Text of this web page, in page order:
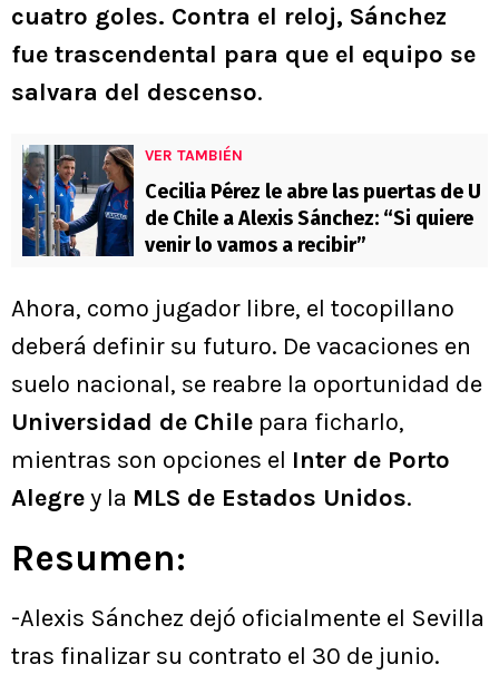
cuatro goles. Contra el reloj, Sánchez
fue trascendental para que el equipo se
salvara del descenso.
VER TAMBIÉN
Cecilia Pérez le abre las puertas de U
de Chile a Alexis Sánchez: “Si quiere
venir lo vamos a recibir”
Ahora, como jugador libre, el tocopillano
deberá definir su futuro. De vacaciones en
suelo nacional, se reabre la oportunidad de
Universidad de Chile para ficharlo,
mientras son opciones el Inter de Porto
Alegrey la MLS de Estados Unidos.
Resumen:
-Alexis Sánchez dejó oficialmente el Sevilla
tras finalizar su contrato el 30 de junio.